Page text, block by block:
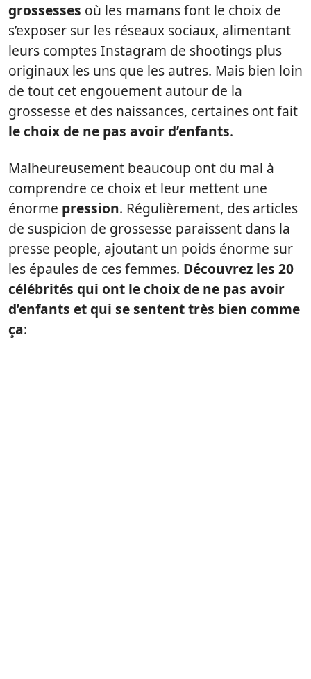
grossesses où les mamans font le choix de
s’exposer sur les réseaux sociaux, alimentant
leurs comptes Instagram de shootings plus
originaux les uns que les autres. Mais bien loin
de tout cet engouement autour de la
grossesse et des naissances, certaines ont fait
le choix de ne pas avoir d’enfants.
Malheureusement beaucoup ont du mal à
comprendre ce choix et leur mettent une
énorme pression. Régulièrement, des articles
de suspicion de grossesse paraissent dans la
presse people, ajoutant un poids énorme sur
les épaules de ces femmes. Découvrez les 20
célébrités qui ont le choix de ne pas avoir
d’enfants et qui se sentent très bien comme
ça: